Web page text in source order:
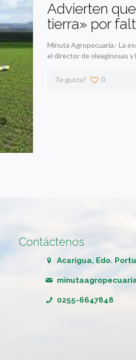
Advierten
tierra» por
Minuta Agropecuaria.- La
el director de oleaginosas
Te gusta? 0
Contáctenos
Acarigua, Edo.
0255-6647848